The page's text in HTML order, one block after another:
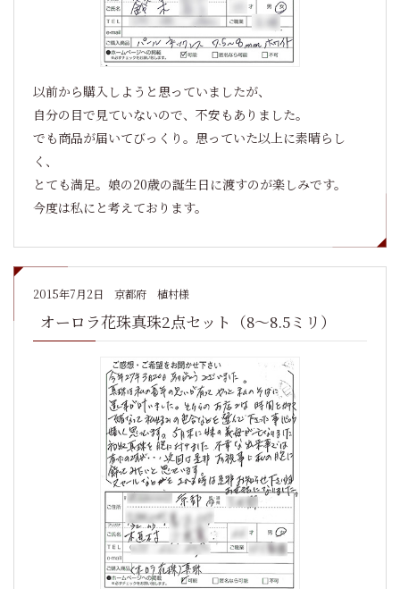
以前から購入しようと思っていましたが、
自分の目で見ていないので、不安もありました。
でも商品が届いてびっくり。思っていた以上に素晴らし
く、
とても満足。娘の20歳の誕生日に渡すのが楽しみです。
今度は私にと考えております。
2015年7月2日 京都府 植村様
オーロラ花珠真珠2点セット（8～8.5ミリ）